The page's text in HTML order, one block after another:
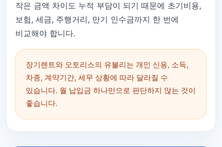
작은 금액 차이도 누적 부담이 되기 때문에 초기비용,
보험, 세금, 주행거리, 만기 인수금까지 한 번에
비교해야 합니다.
장기렌트와 오토리스의 유불리는 개인 신용, 소득,
차종, 계약기간, 세무 상황에 따라 달라질 수
있습니다. 월 납입금 하나만으로 판단하지 않는 것이
좋습니다.